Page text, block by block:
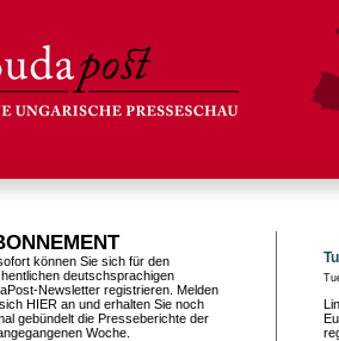
können Sie sich für den
deutschsprachigen
Newsletter registrieren. Melden
HIER an und erhalten Sie noch
gebündelt die Presseberichte der
Woche.